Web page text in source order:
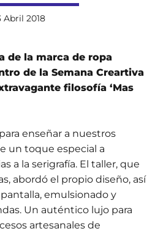
Abril 2018
de la marca de ropa
de la Semana Creartiva
filosofía ‘Mas
enseñar a nuestros
un toque especial a
a la serigrafía. El taller, que
abordó el propio diseño, así
emulsionado y
Un auténtico lujo para
artesanales de